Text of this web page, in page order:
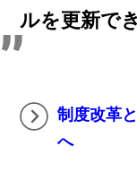
ルを更新で
制度改革
へ